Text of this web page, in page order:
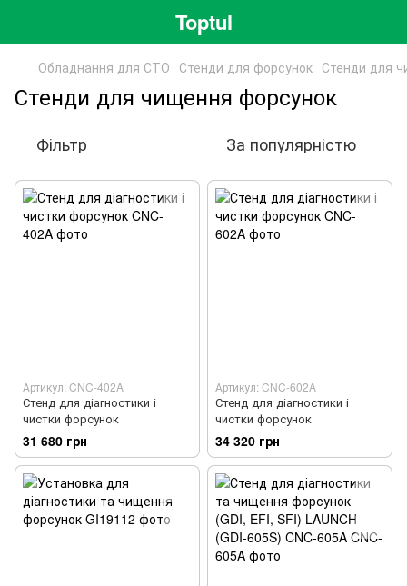
Toptul
Обладнання для СТО Стенди для форсунок Стенди для
Стенди для чищення форсунок
Фільтр За популярністю
Артикул: CNC-402A
Стенд для діагностики і
чистки форсунок
31 680 грн
Артикул: CNC-602A
Стенд для діагностики і
чистки форсунок
34 320 грн